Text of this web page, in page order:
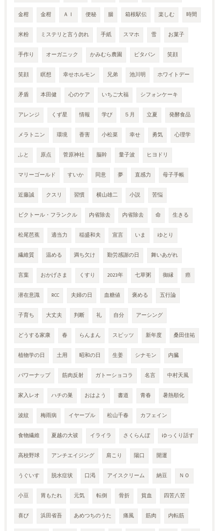
金柑 金柑 ＡＩ 便秘 腸 箱根駅伝 楽しむ 時間
米粉 ミステリと言う勿れ 手紙 スマホ 雪 お菓子
手作り オーガニック かみむら農園 ピタパン 笑顔
笑顔 瞑想 幸せホルモン 兄弟 池川明 ホワイトデー
矛盾 本田健 心のケア いちご大福 シフォンケーキ
アレンジ くず星 情報 学び ５月 立夏 発酵食品
メラトニン 環境 香害 小松菜 幸せ 勇気 心理学
ふと 原点 菅原神社 脳幹 量子波 ヒヨドリ
マリーゴールド すいか 同意 夢 直感力 母子手帳
近藤誠 クスリ 習慣 横山雄二 小説 苦悩
ビクトール・フランクル 内省除去 内省除去 命 生きる
松尾芭蕉 適当力 稲盛和夫 宣言 いま ゆとり
繊維質 温める 満ち欠け 勤労感謝の日 舞いあがれ
言葉 おかげさま くすり 2023年 七草粥 御縁 癌
潜在意識 RCC 夫婦の日 血糖値 褒める 五行論
子育ち 大丈夫 判断 礼 自分 アーシング
どうする家康 春 らんまん スピッツ 新年度 桑田佳祐
植物学の日 土用 昭和の日 生姜 シナモン 内臓
パワーナップ 筋肉反射 ガトーショコラ 名言 中村天風
家入レオ ハチの巣 おはよう 書道 青春 暑熱順化
波紋 梅雨病 イヤープル 松山千春 カフェイン
食物繊維 夏越の大祓 イライラ さくらんぼ ゆっくり話す
高校野球 アンチエイジング 肩こり 陽口 開運
うぐいす 脱水症状 口渇 アイスクリーム 納豆 ＮＯ
小豆 胃もたれ 元気 転倒 骨折 貧血 四苦八苦
喜び 浜田省吾 あめつちのうた 痛風 筋肉 内転筋